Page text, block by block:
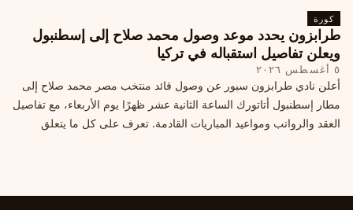
كورة
طرابزون يحدد موعد وصول محمد صلاح إلى إسطنبول
ويعلن تفاصيل استقباله في تركيا
٥ أغسطس ٢٠٢٦
أعلن نادي طرابزون سبور عن وصول قائد منتخب مصر محمد صلاح إلى
مطار إسطنبول أتاتورك الساعة الثانية عشر ظهرًا يوم الأربعاء، مع تفاصيل
العقد والرواتب ومواعيد المباريات القادمة. تعرف على كل ما يتعلق